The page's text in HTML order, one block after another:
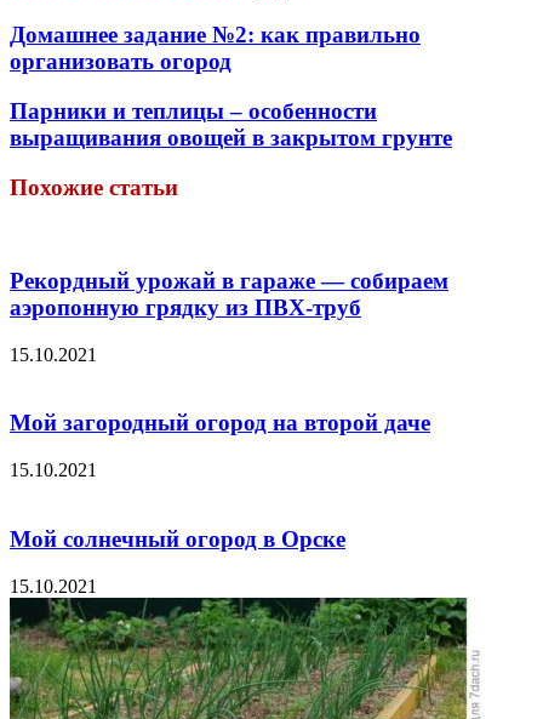
Домашнее задание №2: как правильно
организовать огород
Парники и теплицы – особенности
выращивания овощей в закрытом грунте
Похожие статьи
Рекордный урожай в гараже — собираем
аэропонную грядку из ПВХ-труб
15.10.2021
Мой загородный огород на второй даче
15.10.2021
Мой солнечный огород в Орске
15.10.2021